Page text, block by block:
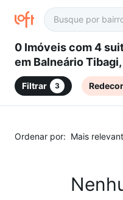
0 Imóveis com 4 suites à
em Balneário Tibagi,
Filtrar 3
Ordenar por: Mais